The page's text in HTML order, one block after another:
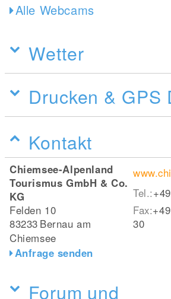
Alle Webcams
Wetter
Drucken & GPS
Kontakt
Chiemsee-Alpenland
Tourismus GmbH & Co.
KG
Felden 10
83233 Bernau am
Chiemsee
Anfrage senden
Tel.:
Fax:
30
Forum und